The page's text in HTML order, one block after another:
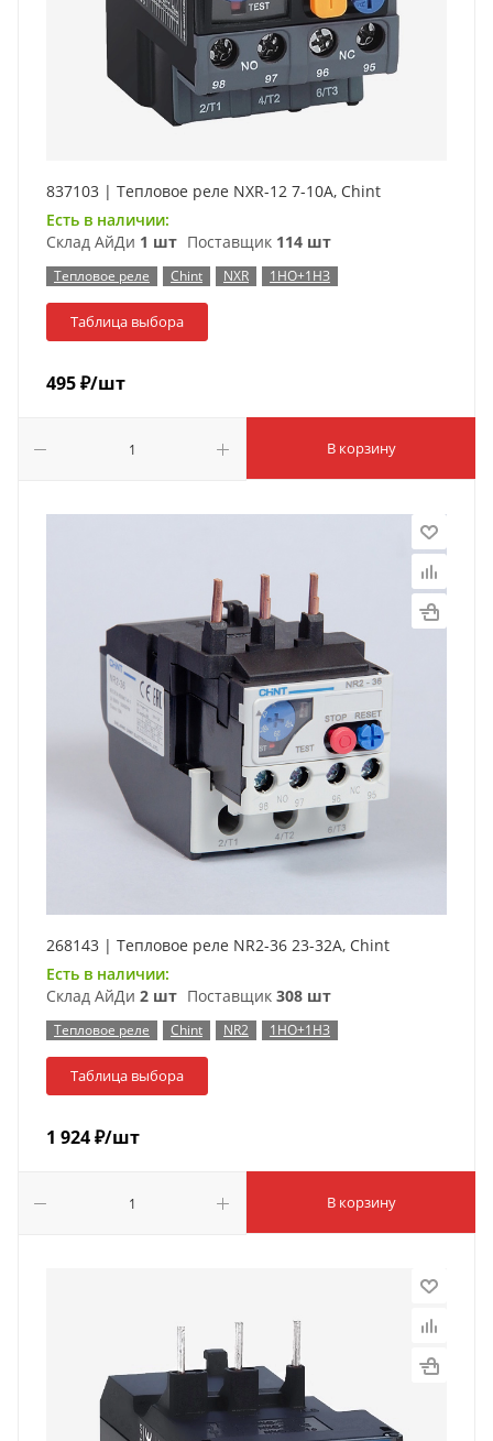
837103 | Тепловое реле NXR-12 7-10А, Chint
Есть в наличии:
Склад АйДи 1 шт Поставщик 114 шт
Тепловое реле Chint NXR 1НО+1НЗ
Таблица выбора
495₽/шт
В корзину
268143 | Тепловое реле NR2-36 23-32А, Chint
Есть в наличии:
Склад АйДи 2 шт Поставщик 308 шт
Тепловое реле Chint NR2 1НО+1НЗ
Таблица выбора
1 924₽/шт
В корзину